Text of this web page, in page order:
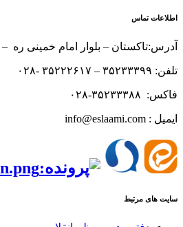
اطلاعات تماس
آدرس:تاکستان – بلوار امام خمینی ره
تلفن: ۳۵۲۳۳۳۹۹ – ۳۵۲۲۲۶۱۷ -۰۲۸
فاکس: ۳۵۲۳۳۳۸۸-۰۲۸
ایمیل : info@eslaami.com
سایت های مرتبط